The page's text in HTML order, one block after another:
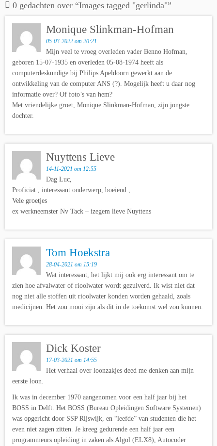
0 gedachten over “Images tagged "gerlinda"”
Monique Slinkman-Hofman
05-03-2022 om 20:21
Mijn veel te vroeg overleden vader Benno Hofman,
geboren 15-07-1935 en overleden 05-08-1974 heeft als
computerdeskundige bij Philips Apeldoorn gewerkt aan de
ontwikkeling van de computer ANS (?). Mogelijk heeft u daar nog
informatie over? Of foto’s van hem?
Met vriendelijke groet, Monique Slinkman-Hofman, zijn jongste
dochter.
Nuyttens Lieve
14-11-2021 om 12:55
Dag Luc,
Proficiat , interessant onderwerp, boeiend ,
Vele groetjes
ex werkneemster Nv Tack – izegem lieve Nuyttens
Tom Hoekstra
28-04-2021 om 15:19
Wat interessant, het lijkt mij ook erg interessant om te
zien hoe afvalwater of rioolwater wordt gezuiverd. Ik wist niet dat
nog niet alle stoffen uit rioolwater konden worden gehaald, zoals
medicijnen. Het zou mooi zijn als dit in de toekomst wel zou kunnen.
Dick Koster
17-03-2021 om 14:55
Het verhaal over loonzakjes deed me denken aan mijn
eerste loon.
Ik was in december 1970 aangenomen voor een half jaar bij het
BOSS in Delft. Het BOSS (Bureau Opleidingen Software Systemen)
was opgericht door SSP Rijswijk, en “leefde” van studenten die het
even niet zagen zitten. Je kreeg gedurende een half jaar een
programmeurs opleiding in zaken als Algol (ELX8), Autocoder